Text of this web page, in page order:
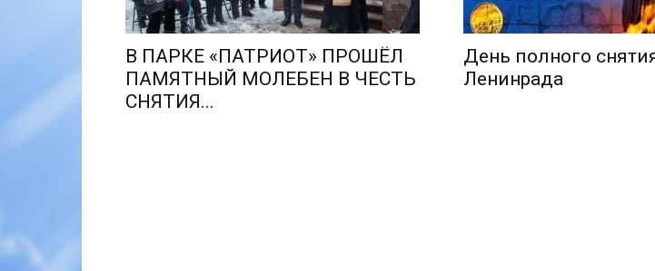
собор
В ПАРКЕ «ПАТРИОТ» ПРОШЁЛ
ПАМЯТНЫЙ МОЛЕБЕН В ЧЕСТЬ
СНЯТИЯ...
День полного
Ленинрада